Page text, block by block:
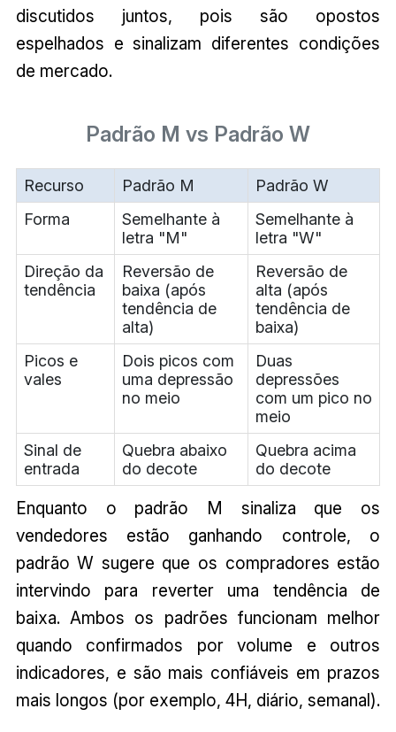
discutidos juntos, pois são opostos
espelhados e sinalizam diferentes condições
de mercado.
Padrão M vs Padrão W
Recurso Padrão M
Padrão W
Forma
Semelhante à
letra "M"
Semelhante à
letra "W"
Direção da
tendência
Reversão de
baixa (após
tendência de
alta)
Reversão de
alta (após
tendência de
baixa)
Picos e
vales
Dois picos com
uma depressão
no meio
Duas
depressões
com um pico no
meio
Sinal de
entrada
Quebra abaixo
do decote
Quebra acima
do decote
Enquanto o padrão M sinaliza que os
vendedores estão ganhando controle, o
padrão W sugere que os compradores estão
intervindo para reverter uma tendência de
baixa. Ambos os padrões funcionam melhor
quando confirmados por volume e outros
indicadores, e são mais confiáveis em prazos
mais longos (por exemplo, 4H, diário, semanal).